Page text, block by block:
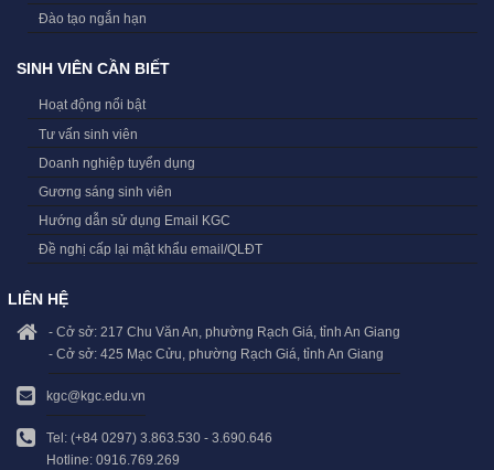
Đào tạo ngắn hạn
SINH VIÊN CẦN BIẾT
Hoạt động nổi bật
Tư vấn sinh viên
Doanh nghiệp tuyển dụng
Gương sáng sinh viên
Hướng dẫn sử dụng Email KGC
Đề nghị cấp lại mật khẩu email/QLĐT
LIÊN HỆ
- Cở sở: 217 Chu Văn An, phường Rạch Giá, tỉnh An Giang
- Cở sở: 425 Mạc Cửu, phường Rạch Giá, tỉnh An Giang
kgc@kgc.edu.vn
Tel: (+84 0297) 3.863.530 - 3.690.646
Hotline: 0916.769.269